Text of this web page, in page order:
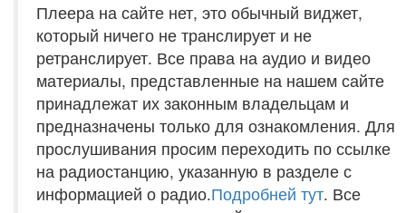
Плеера на сайте нет, это обычный виджет,
который ничего не транслирует и не
ретранслирует. Все права на аудио и видео
материалы, представленные на нашем сайте
принадлежат их законным владельцам и
предназначены только для ознакомления. Для
прослушивания просим переходить по ссылке
на радиостанцию, указанную в разделе с
информацией о радио.Подробней тут. Все